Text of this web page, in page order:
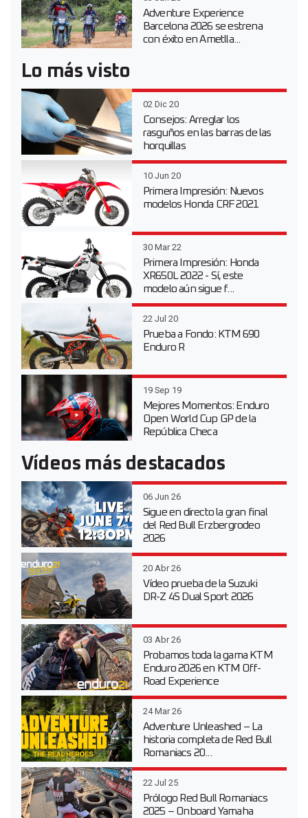
Adventure Experience
Barcelona 2026 se estrena
con éxito en Ametlla...
Lo más visto
02 Dic 20
Consejos: Arreglar los
rasguños en las barras de las
horquillas
10 Jun 20
Primera Impresión: Nuevos
modelos Honda CRF 2021
30 Mar 22
Primera Impresión: Honda
XR650L 2022 - Sí, este
modelo aún sigue f...
22 Jul 20
Prueba a Fondo: KTM 690
Enduro R
19 Sep 19
Mejores Momentos: Enduro
Open World Cup GP de la
República Checa
Vídeos más destacados
06 Jun 26
Sigue en directo la gran final
del Red Bull Erzbergrodeo
2026
20 Abr 26
Vídeo prueba de la Suzuki
DR-Z 4S Dual Sport 2026
03 Abr 26
Probamos toda la gama KTM
Enduro 2026 en KTM Off-
Road Experience
24 Mar 26
Adventure Unleashed – La
historia completa de Red Bull
Romaniacs 20...
22 Jul 25
Prólogo Red Bull Romaniacs
2025 – Onboard Yamaha